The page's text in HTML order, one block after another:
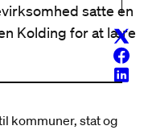
satte en
Kolding for at lære
kommuner, stat og